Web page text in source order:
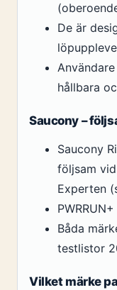
De är
hållbara
Saucony –
Saucony
följsam
Experten
Båda
testlistor
Vilket märke